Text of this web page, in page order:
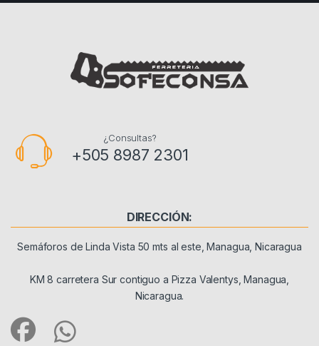
¿Consultas?
+505 8987 2301
DIRECCIÓN:
Semáforos de Linda Vista 50 mts al este, Managua, Nicaragua
KM 8 carretera Sur contiguo a Pizza Valentys, Managua,
Nicaragua.